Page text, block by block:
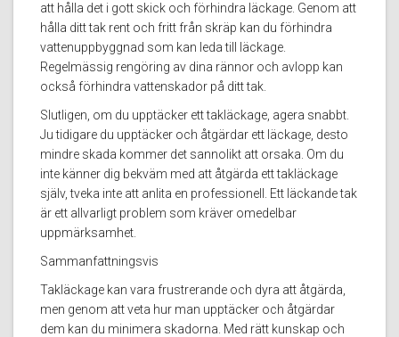
att hålla det i gott skick och förhindra läckage. Genom att
hålla ditt tak rent och fritt från skräp kan du förhindra
vattenuppbyggnad som kan leda till läckage.
Regelmässig rengöring av dina rännor och avlopp kan
också förhindra vattenskador på ditt tak.
Slutligen, om du upptäcker ett takläckage, agera snabbt.
Ju tidigare du upptäcker och åtgärdar ett läckage, desto
mindre skada kommer det sannolikt att orsaka. Om du
inte känner dig bekväm med att åtgärda ett takläckage
själv, tveka inte att anlita en professionell. Ett läckande tak
är ett allvarligt problem som kräver omedelbar
uppmärksamhet.
Sammanfattningsvis
Takläckage kan vara frustrerande och dyra att åtgärda,
men genom att veta hur man upptäcker och åtgärdar
dem kan du minimera skadorna. Med rätt kunskap och